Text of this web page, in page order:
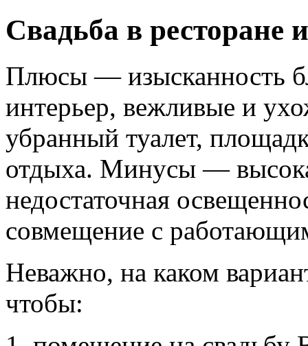
Свадьба в ресторане
Плюсы — изысканность
интерьер, вежливые и
убранный туалет,
отдыха. Минусы —
недостаточная
совмещение с
Неважно, на каком
чтобы: